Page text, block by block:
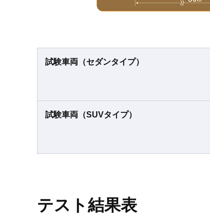
試験車両（セダンタイプ）
試験車両（SUVタイプ）
テスト結果表